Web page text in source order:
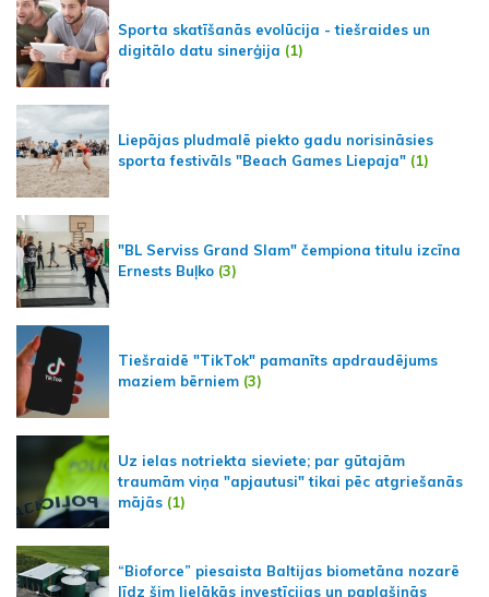
Sporta skatīšanās evolūcija - tiešraides un
digitālo datu sinerģija (1)
Liepājas pludmalē piekto gadu norisināsies
sporta festivāls "Beach Games Liepaja" (1)
"BL Serviss Grand Slam" čempiona titulu izcīna
Ernests Buļko (3)
Tiešraidē "TikTok" pamanīts apdraudējums
maziem bērniem (3)
Uz ielas notriekta sieviete; par gūtajām
traumām viņa "apjautusi" tikai pēc atgriešanās
mājās (1)
“Bioforce” piesaista Baltijas biometāna nozarē
līdz šim lielākās investīcijas un paplašinās